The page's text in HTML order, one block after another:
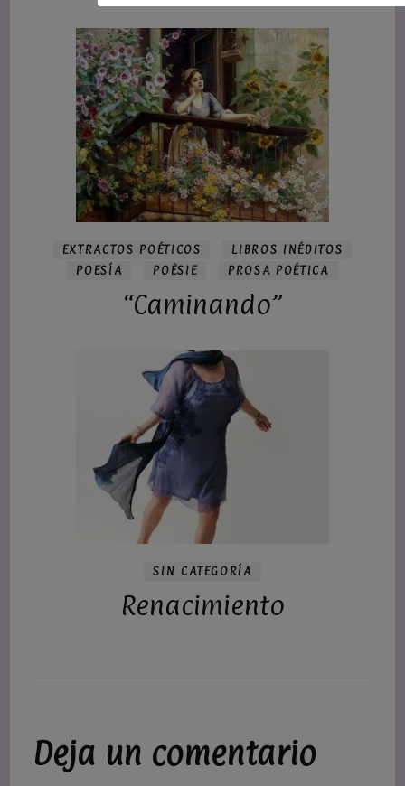
EXTRACTOS POÉTICOS
LIBROS INÉDITOS
POESÍA
POÈSIE PROSA POÉTICA
“Caminando”
SIN CATEGORÍA
Renacimiento
Deja un comentario